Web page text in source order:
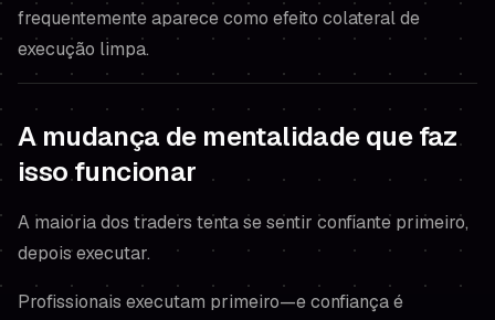
frequentemente aparece como efeito colateralde
execução limpa.
A mudança de mentalidade que faz
isso funcionar
A maioria dos traders tenta se sentir confiante primeiro,
depois executar.
Profissionais executam primeiro—e confiança é